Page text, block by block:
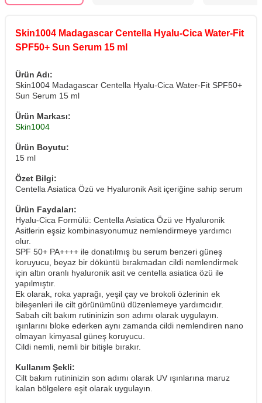
Skin1004 Madagascar Centella Hyalu-Cica Water-Fit
SPF50+ Sun Serum 15 ml
Ürün Adı:
Skin1004 Madagascar Centella Hyalu-Cica Water-Fit SPF50+
Sun Serum 15 ml
Ürün Markası:
Skin1004
Ürün Boyutu:
15 ml
Özet Bilgi:
Centella Asiatica Özü ve Hyaluronik Asit içeriğine sahip serum
Ürün Faydaları:
Hyalu-Cica Formülü: Centella Asiatica Özü ve Hyaluronik
Asitlerin eşsiz kombinasyonumuz nemlendirmeye yardımcı
olur.
SPF 50+ PA++++ ile donatılmış bu serum benzeri güneş
koruyucu, beyaz bir döküntü bırakmadan cildi nemlendirmek
için altın oranlı hyaluronik asit ve centella asiatica özü ile
yapılmıştır.
Ek olarak, roka yaprağı, yeşil çay ve brokoli özlerinin ek
bileşenleri ile cilt görünümünü düzenlemeye yardımcıdır.
Sabah cilt bakım rutininizin son adımı olarak uygulayın.
ışınlarını bloke ederken aynı zamanda cildi nemlendiren nano
olmayan kimyasal güneş koruyucu.
​Cildi nemli, nemli bir bitişle bırakır.
Kullanım Şekli:
Cilt bakım rutininizin son adımı olarak UV ışınlarına maruz
kalan bölgelere eşit olarak uygulayın.